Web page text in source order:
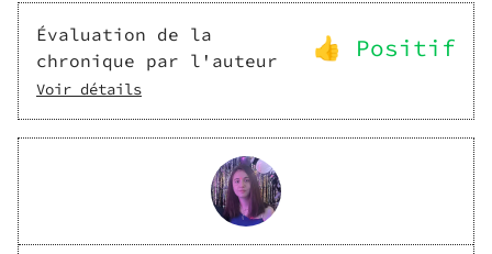
Évaluation de la
chronique par l'auteur
👍 Positif
Voir détails